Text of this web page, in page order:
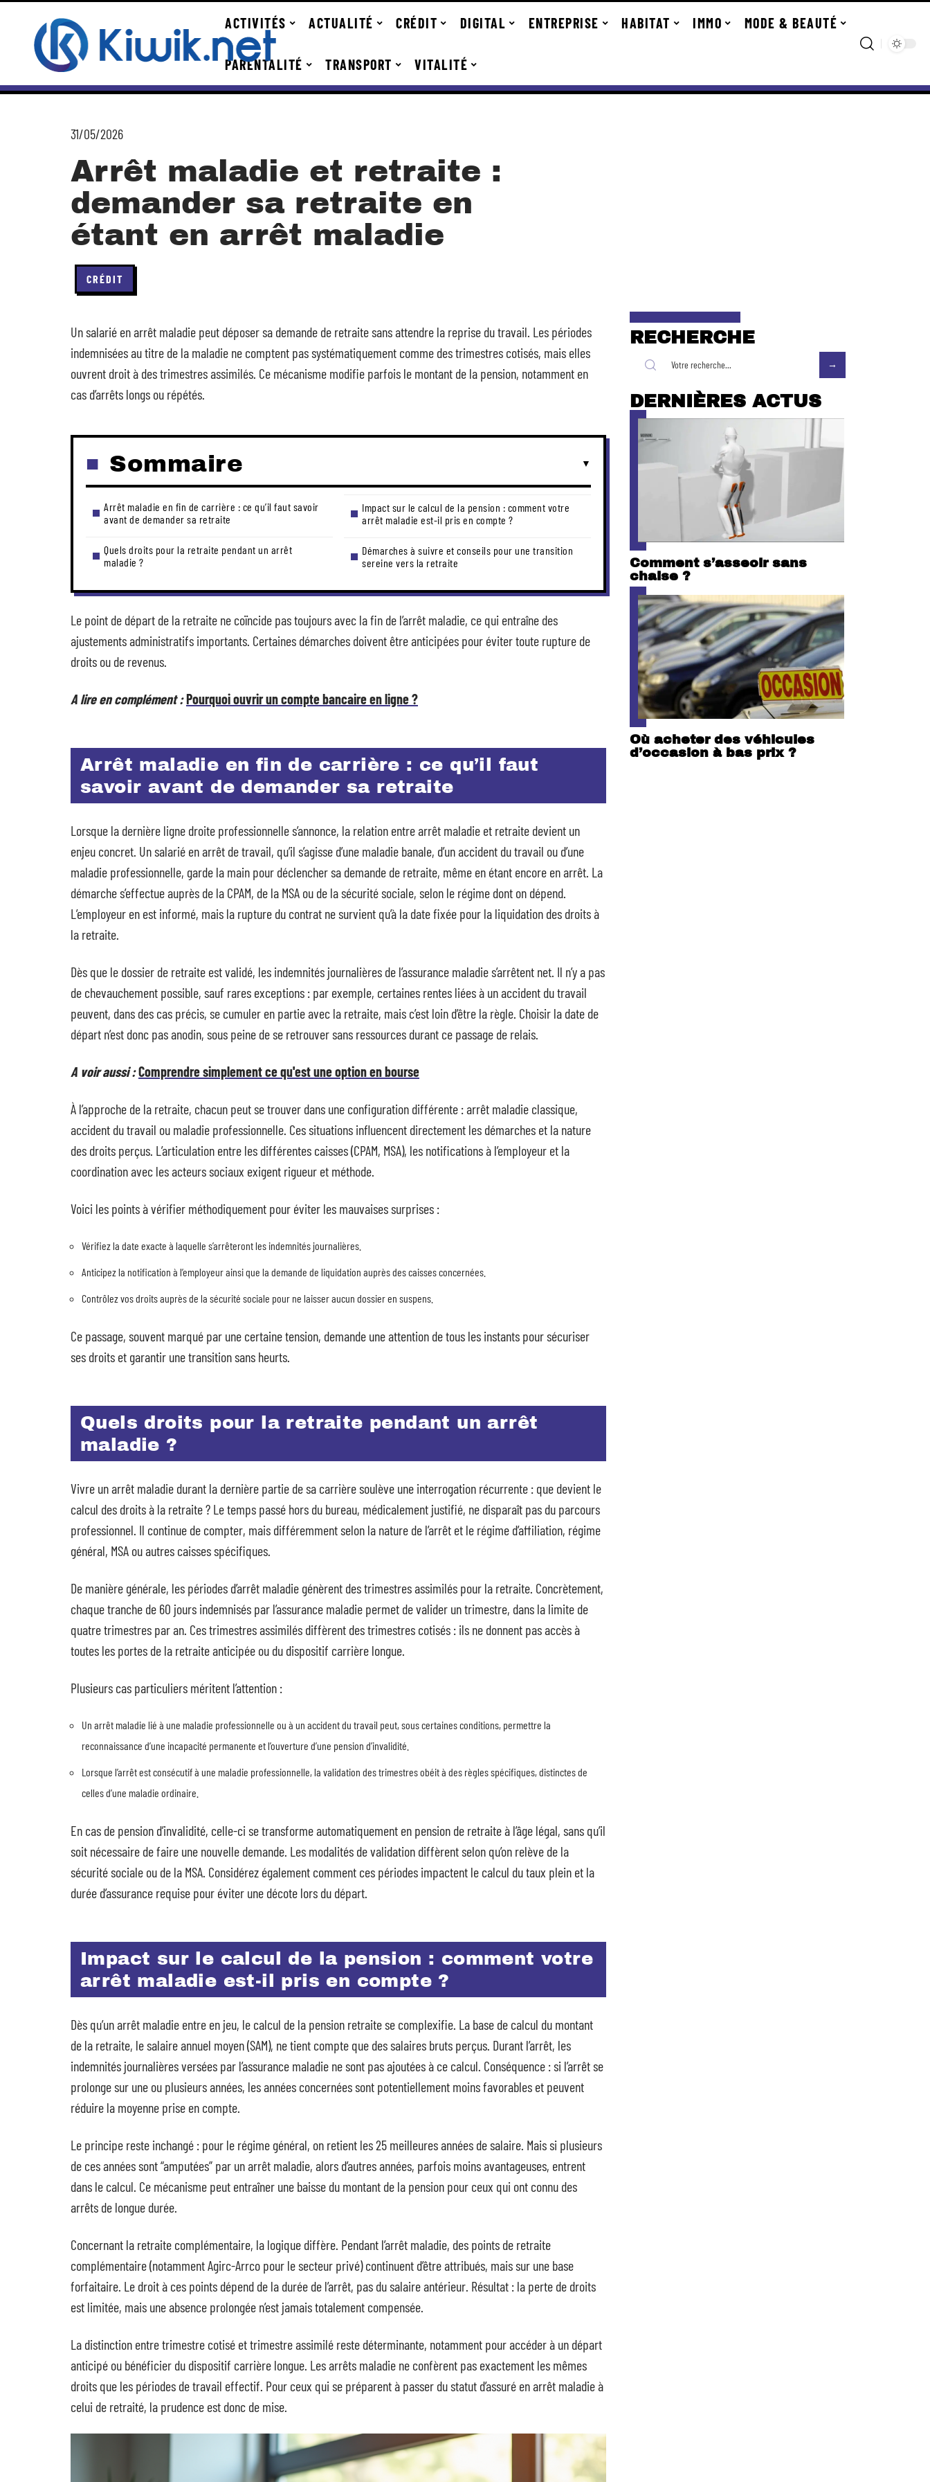
ACTIVITÉS ACTUALITÉ CRÉDIT DIGITAL ENTREPRISE HABITAT IMMO MODE & BEAUTÉ
PARENTALITÉ TRANSPORT VITALITÉ
31/05/2026
Arrêt maladie et retraite :
demander sa retraite en
étant en arrêt maladie
CRÉDIT
Un salarié en arrêt maladie peut déposer sa demande de retraite sans attendre la reprise du travail. Les périodes
indemnisées au titre de la maladie ne comptent pas systématiquement comme des trimestres cotisés, mais elles
ouvrent droit à des trimestres assimilés. Ce mécanisme modifie parfois le montant de la pension, notamment en
cas d’arrêts longs ou répétés.
Sommaire
Arrêt maladie en fin de carrière : ce qu’il faut savoir
avant de demander sa retraite
Quels droits pour la retraite pendant un arrêt
maladie ?
Impact sur le calcul de la pension : comment votre
arrêt maladie est-il pris en compte ?
Démarches à suivre et conseils pour une transition
sereine vers la retraite
Le point de départ de la retraite ne coïncide pas toujours avec la fin de l’arrêt maladie, ce qui entraîne des
ajustements administratifs importants. Certaines démarches doivent être anticipées pour éviter toute rupture de
droits ou de revenus.
A lire en complément :Pourquoi ouvrir un compte bancaire en ligne ?
Arrêt maladie en fin de carrière : ce qu’il faut
savoir avant de demander sa retraite
Lorsque la dernière ligne droite professionnelle s’annonce, la relation entre arrêt maladie et retraite devient un
enjeu concret. Un salarié en arrêt de travail, qu’il s’agisse d’une maladie banale, d’un accident du travail ou d’une
maladie professionnelle, garde la main pour déclencher sa demande de retraite, même en étant encore en arrêt. La
démarche s’effectue auprès de la CPAM, de la MSA ou de la sécurité sociale, selon le régime dont on dépend.
L’employeur en est informé, mais la rupture du contrat ne survient qu’à la date fixée pour la liquidation des droits à
la retraite.
Dès que le dossier de retraite est validé, les indemnités journalières de l’assurance maladie s’arrêtent net. Il n’y a pas
de chevauchement possible, sauf rares exceptions : par exemple, certaines rentes liées à un accident du travail
peuvent, dans des cas précis, se cumuler en partie avec la retraite, mais c’est loin d’être la règle. Choisir la date de
départ n’est donc pas anodin, sous peine de se retrouver sans ressources durant ce passage de relais.
A voir aussi :Comprendre simplement ce qu'est une option en bourse
À l’approche de la retraite, chacun peut se trouver dans une configuration différente : arrêt maladie classique,
accident du travail ou maladie professionnelle. Ces situations influencent directement les démarches et la nature
des droits perçus. L’articulation entre les différentes caisses (CPAM, MSA), les notifications à l’employeur et la
coordination avec les acteurs sociaux exigent rigueur et méthode.
Voici les points à vérifier méthodiquement pour éviter les mauvaises surprises :
Vérifiez la date exacte à laquelle s’arrêteront les indemnités journalières.
Anticipez la notification à l’employeur ainsi que la demande de liquidation auprès des caisses concernées.
Contrôlez vos droits auprès de la sécurité sociale pour ne laisser aucun dossier en suspens.
Ce passage, souvent marqué par une certaine tension, demande une attention de tous les instants pour sécuriser
ses droits et garantir une transition sans heurts.
Quels droits pour la retraite pendant un arrêt
maladie ?
Vivre un arrêt maladie durant la dernière partie de sa carrière soulève une interrogation récurrente : que devient le
calcul des droits à la retraite ? Le temps passé hors du bureau, médicalement justifié, ne disparaît pas du parcours
professionnel. Il continue de compter, mais différemment selon la nature de l’arrêt et le régime d’affiliation, régime
général, MSA ou autres caisses spécifiques.
De manière générale, les périodes d’arrêt maladie génèrent des trimestres assimilés pour la retraite. Concrètement,
chaque tranche de 60 jours indemnisés par l’assurance maladie permet de valider un trimestre, dans la limite de
quatre trimestres par an. Ces trimestres assimilés diffèrent des trimestres cotisés : ils ne donnent pas accès à
toutes les portes de la retraite anticipée ou du dispositif carrière longue.
Plusieurs cas particuliers méritent l’attention :
Un arrêt maladie lié à une maladie professionnelle ou à un accident du travail peut, sous certaines conditions, permettre la
reconnaissance d’une incapacité permanente et l’ouverture d’une pension d’invalidité.
Lorsque l’arrêt est consécutif à une maladie professionnelle, la validation des trimestres obéit à des règles spécifiques, distinctes de
celles d’une maladie ordinaire.
En cas de pension d’invalidité, celle-ci se transforme automatiquement en pension de retraite à l’âge légal, sans qu’il
soit nécessaire de faire une nouvelle demande. Les modalités de validation diffèrent selon qu’on relève de la
sécurité sociale ou de la MSA. Considérez également comment ces périodes impactent le calcul du taux plein et la
durée d’assurance requise pour éviter une décote lors du départ.
Impact sur le calcul de la pension : comment votre
arrêt maladie est-il pris en compte ?
Dès qu’un arrêt maladie entre en jeu, le calcul de la pension retraite se complexifie. La base de calcul du montant
de la retraite, le salaire annuel moyen (SAM), ne tient compte que des salaires bruts perçus. Durant l’arrêt, les
indemnités journalières versées par l’assurance maladie ne sont pas ajoutées à ce calcul. Conséquence : si l’arrêt se
prolonge sur une ou plusieurs années, les années concernées sont potentiellement moins favorables et peuvent
réduire la moyenne prise en compte.
Le principe reste inchangé : pour le régime général, on retient les 25 meilleures années de salaire. Mais si plusieurs
de ces années sont “amputées” par un arrêt maladie, alors d’autres années, parfois moins avantageuses, entrent
dans le calcul. Ce mécanisme peut entraîner une baisse du montant de la pension pour ceux qui ont connu des
arrêts de longue durée.
Concernant la retraite complémentaire, la logique diffère. Pendant l’arrêt maladie, des points de retraite
complémentaire (notamment Agirc-Arrco pour le secteur privé) continuent d’être attribués, mais sur une base
forfaitaire. Le droit à ces points dépend de la durée de l’arrêt, pas du salaire antérieur. Résultat : la perte de droits
est limitée, mais une absence prolongée n’est jamais totalement compensée.
La distinction entre trimestre cotisé et trimestre assimilé reste déterminante, notamment pour accéder à un départ
anticipé ou bénéficier du dispositif carrière longue. Les arrêts maladie ne confèrent pas exactement les mêmes
droits que les périodes de travail effectif. Pour ceux qui se préparent à passer du statut d’assuré en arrêt maladie à
celui de retraité, la prudence est donc de mise.
RECHERCHE
DERNIÈRES ACTUS
Comment s’asseoir sans
chaise ?
Où acheter des véhicules
d’occasion à bas prix ?